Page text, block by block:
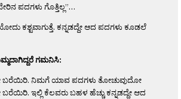
ಪದಗಳು ಗೊತ್ತಿಲ್ಲ”…
ಕಶ್ಟವಾಗುತ್ತೆ. ಕನ್ನಡದ್ದೇ ಆದ ಪದಗಳು ಕೂಡಲೆ
ಗಮನಿಸಿ:
ಬರೆಯಿರಿ. ನಿಮಗೆ ಯಾವ ಪದಗಳು ತೋಚುವುದೋ
ಇಲ್ಲಿ ಕೆಲವರು ಬಹಳ ಹೆಚ್ಚು ಕನ್ನಡದ್ದೇ ಆದ